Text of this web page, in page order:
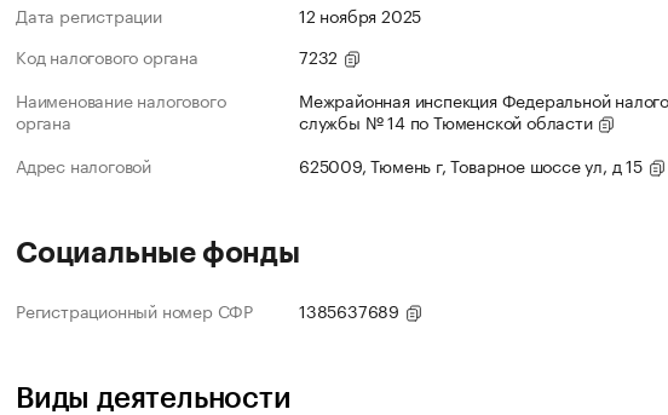
Дата регистрации
12 ноября 2025
Код налогового органа
7232
Наименование налогового
органа
Межрайонная инспекция Федеральной
службы № 14 по Тюменской области
Адрес налоговой
625009, Тюмень г, Товарное шоссе ул, д 15
Социальные фонды
Регистрационный номер СФР 1385637689
Виды деятельности